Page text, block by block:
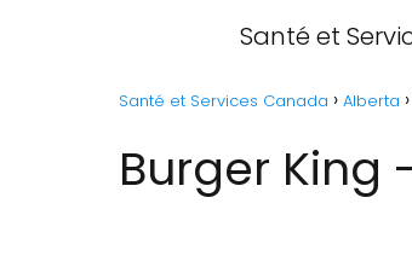
Santé et
Santé et Services Canada Alberta
Burger King